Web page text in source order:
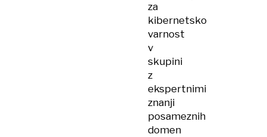
za
kibernetsko
varnost
v
skupini
z
ekspertnimi
znanji
posameznih
domen